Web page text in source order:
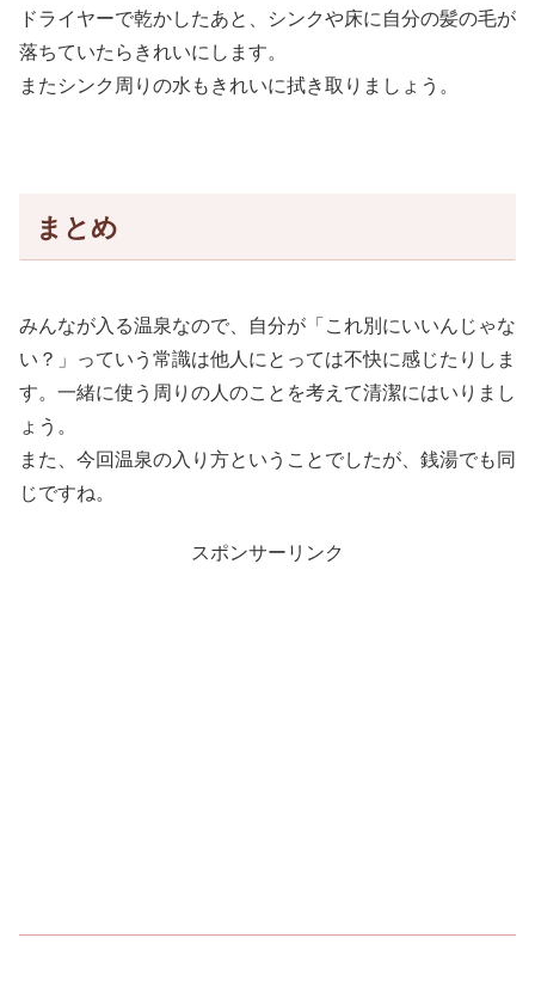
ドライヤーで乾かしたあと、シンクや床に自分の髪の毛が
落ちていたらきれいにします。
またシンク周りの水もきれいに拭き取りましょう。
まとめ
みんなが入る温泉なので、自分が「これ別にいいんじゃな
い？」っていう常識は他人にとっては不快に感じたりしま
す。一緒に使う周りの人のことを考えて清潔にはいりまし
ょう。
また、今回温泉の入り方ということでしたが、銭湯でも同
じですね。
スポンサーリンク